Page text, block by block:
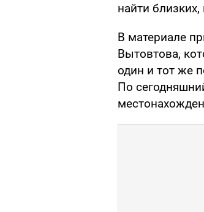
найти
В материале
Вытовтова,
один и тот же
По